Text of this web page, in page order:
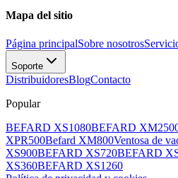
Mapa del sitio
Página principalSobre nosotros
Soporte
DistribuidoresBlogContacto
Popular
BEFARD XS1080BEFARD
XPR500Befard XM800Ventosa de
XS900BEFARD XS720BEFARD
XS360BEFARD XS1260